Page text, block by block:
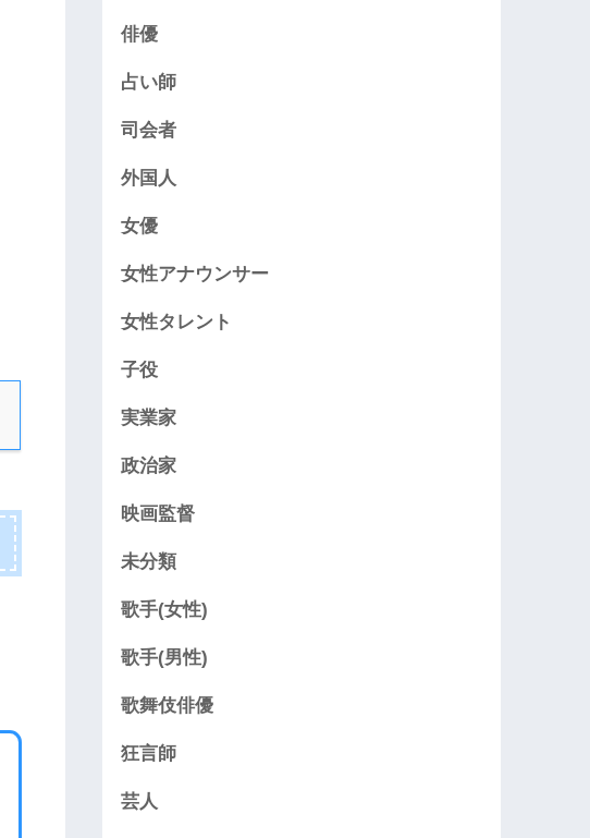
俳優
占い師
司会者
外国人
女優
女性アナウンサー
女性タレント
子役
実業家
政治家
映画監督
未分類
歌手(女性)
歌手(男性)
歌舞伎俳優
狂言師
芸人